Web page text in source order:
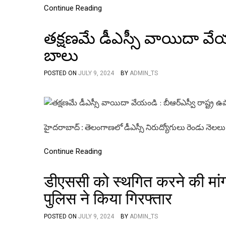
Continue Reading
తక్షణమే డీఎస్సీ వాయిదా
బాలు
POSTED ON JULY 9, 2024 BY ADMIN_TS
హైదరాబాద్ : తెలంగాణలో డీఎస్సీ నిరుద్యోగులు రెండు నెలలు
Continue Reading
डीएससी को स्थगित करने की
पुलिस ने किया गिरफ्तार
POSTED ON JULY 9, 2024 BY ADMIN_TS